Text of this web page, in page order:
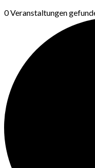
0 Veranstaltungen